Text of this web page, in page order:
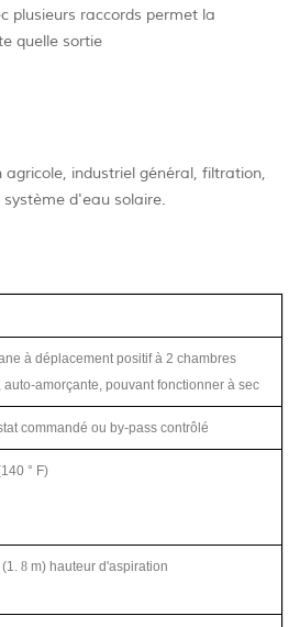
plusieurs raccords permet la
quelle sortie
agricole, industriel général, filtration,
d'eau solaire.
à déplacement positif à 2 chambres
auto-amorçante, pouvant fonctionner à sec
commandé ou by-pass contrôlé
° F)
8 m) hauteur d'aspiration